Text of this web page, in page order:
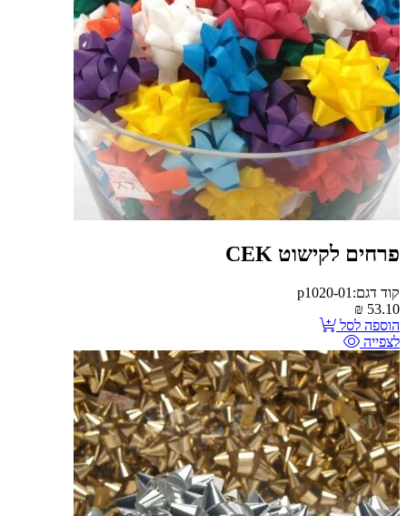
פרחים לקישוט CEK
קוד דגם:p1020-01
53.10
₪
הוספה לסל
לצפייה